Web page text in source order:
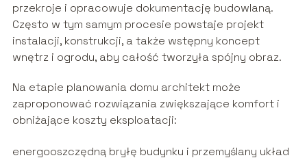
przekroje i opracowuje dokumentację budowlaną.
Często w tym samym procesie powstaje projekt
instalacji, konstrukcji, a także wstępny koncept
wnętrz i ogrodu, aby całość tworzyła spójny obraz.
Na etapie planowania domu architekt może
zaproponować rozwiązania zwiększające komfort i
obniżające koszty eksploatacji:
energooszczędną bryłę budynku i przemyślany układ